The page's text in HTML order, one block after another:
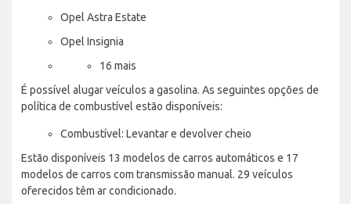
Opel Astra Estate
Opel Insignia
16 mais
É possível alugar veículos a gasolina. As seguintes opções de
política de combustível estão disponíveis:
Combustível: Levantar e devolver cheio
Estão disponíveis 13 modelos de carros automáticos e 17
modelos de carros com transmissão manual. 29 veículos
oferecidos têm ar condicionado.